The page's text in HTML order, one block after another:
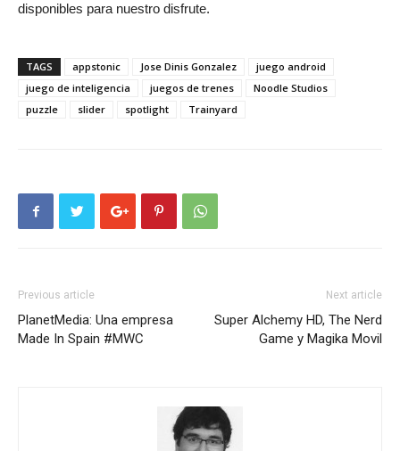
disponibles para nuestro disfrute.
TAGS appstonic Jose Dinis Gonzalez
juego android
juego de inteligencia
juegos de trenes
Noodle Studios
puzzle
slider spotlight Trainyard
Previous article
PlanetMedia: Una empresa
Made In Spain #MWC
Next article
Super Alchemy HD, The Nerd
Game y Magika Movil